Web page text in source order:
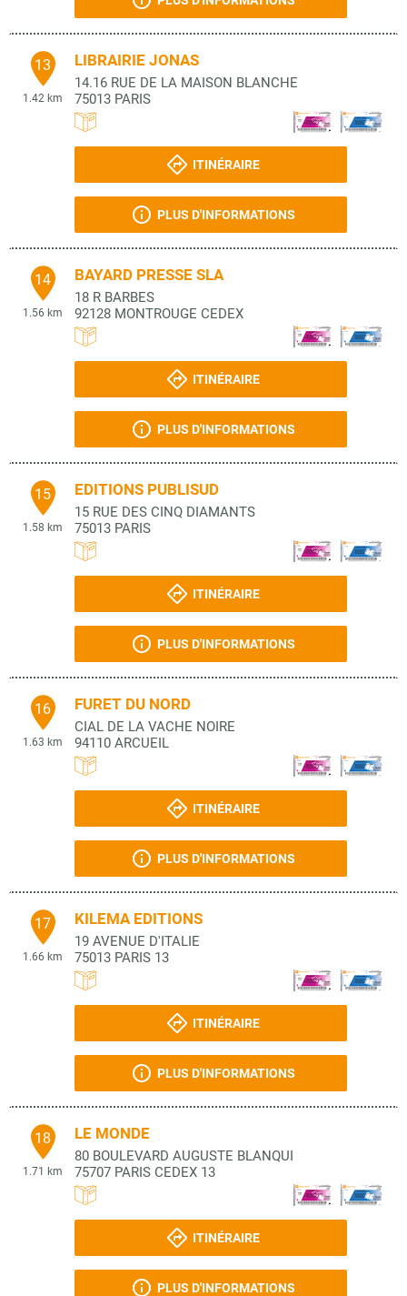
13
1.42 km
LIBRAIRIE JONAS
14.16 RUE DE LA MAISON BLANCHE
75013 PARIS
ITINÉRAIRE
PLUS D'INFORMATIONS
14
1.56 km
BAYARD PRESSE SLA
18 R BARBES
92128 MONTROUGE CEDEX
ITINÉRAIRE
PLUS D'INFORMATIONS
15
1.58 km
EDITIONS PUBLISUD
15 RUE DES CINQ DIAMANTS
75013 PARIS
ITINÉRAIRE
PLUS D'INFORMATIONS
16
1.63 km
FURET DU NORD
CIAL DE LA VACHE NOIRE
94110 ARCUEIL
ITINÉRAIRE
PLUS D'INFORMATIONS
17
1.66 km
KILEMA EDITIONS
19 AVENUE D'ITALIE
75013 PARIS 13
ITINÉRAIRE
PLUS D'INFORMATIONS
18
1.71 km
LE MONDE
80 BOULEVARD AUGUSTE BLANQUI
75707 PARIS CEDEX 13
ITINÉRAIRE
PLUS D'INFORMATIONS